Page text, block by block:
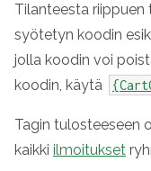
Tilanteesta
syötetyn koodin
jolla koodin voi
koodin, käytä
Tagin tulosteeseen
kaikki ilmoitukset